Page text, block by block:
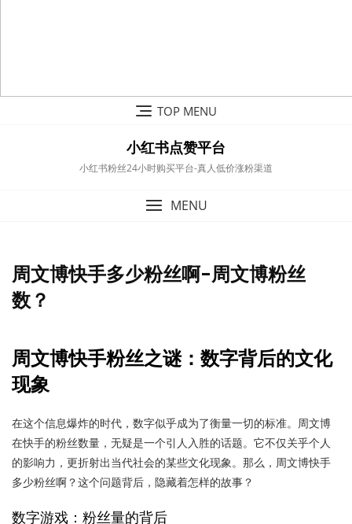
TOP MENU
小红书点赞平台
小红书粉丝24小时购买平台-真人低价涨粉渠道
MENU
周文博快手多少粉丝啊-周文博粉丝
数？
周文博快手粉丝之谜：数字背后的文化
现象
在这个信息爆炸的时代，数字似乎成为了衡量一切的标准。周文博
在快手的粉丝数量，无疑是一个引人入胜的话题。它不仅关乎个人
的影响力，更折射出当代社会的某些文化现象。那么，周文博快手
多少粉丝啊？这个问题背后，隐藏着怎样的故事？
数字游戏：粉丝量的背后